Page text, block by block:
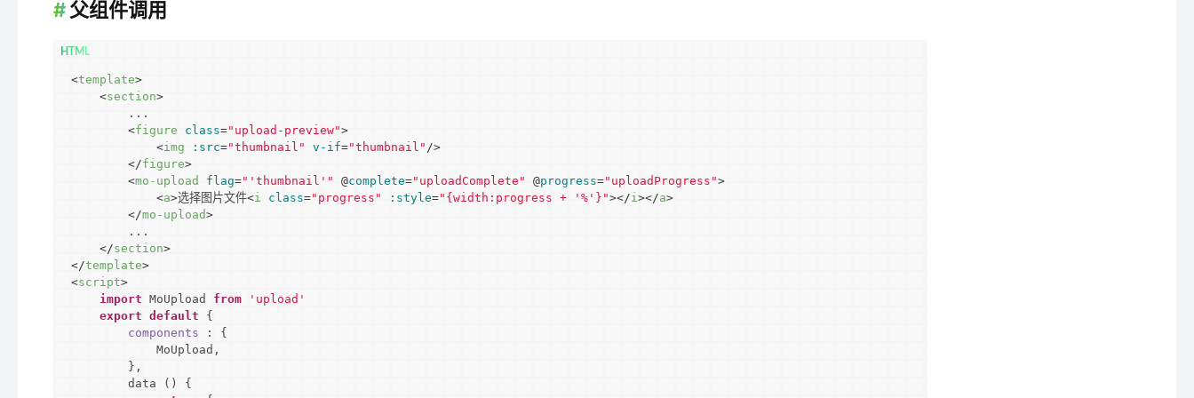
父组件调用
<template>
<section>
        ...
<figure class="upload-preview">
<img :src="thumbnail" v-if="thumbnail" />
</figure>
<mo-upload flag="'thumbnail'" @complete="uploadComplete" @progress="uploadProgress">
<a>选择图片文件<i class="progress" :style="{width:progress + '%'}"></i></a>
</mo-upload>
        ...
</section>
</template>
<script>
import MoUpload from
'upload'
export default {
components : {
            MoUpload,
        },
        data () {